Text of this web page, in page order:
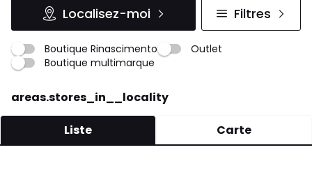
Localisez-moi Filtres
Boutique Rinascimento
Outlet
Boutique multimarque
areas.stores_in__locality
Liste Carte